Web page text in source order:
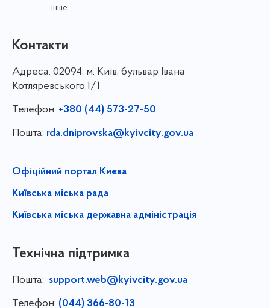
інше
Контакти
Адреса: 02094, м. Київ, бульвар Івана
Котляревського,1/1
Телефон: +380 (44) 573-27-50
Пошта: rda.dniprovska@kyivcity.gov.ua
Офіційний портал Києва
Київська міська рада
Київська міська державна адміністрація
Технічна підтримка
Пошта: support.web@kyivcity.gov.ua
Телефон: (044) 366-80-13